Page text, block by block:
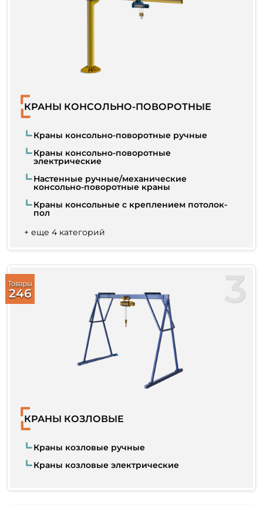
КРАНЫ КОНСОЛЬНО-ПОВОРОТНЫЕ
Краны консольно-поворотные ручные
Краны консольно-поворотные
электрические
Настенные ручные/механические
консольно-поворотные краны
Краны консольные с креплением потолок-
пол
+ еще 4 категорий
3
Товары
246
КРАНЫ КОЗЛОВЫЕ
Краны козловые ручные
Краны козловые электрические